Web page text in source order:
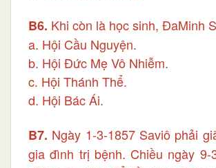
B6. Khi còn là học sinh, ĐaMinh
a. Hội Cầu Nguyện.
b. Hội Đức Mẹ Vô Nhiễm.
c. Hội Thánh Thể.
d. Hội Bác Ái.
B7. Ngày 1-3-1857 Saviô phải
gia đình trị bệnh. Chiều ngày